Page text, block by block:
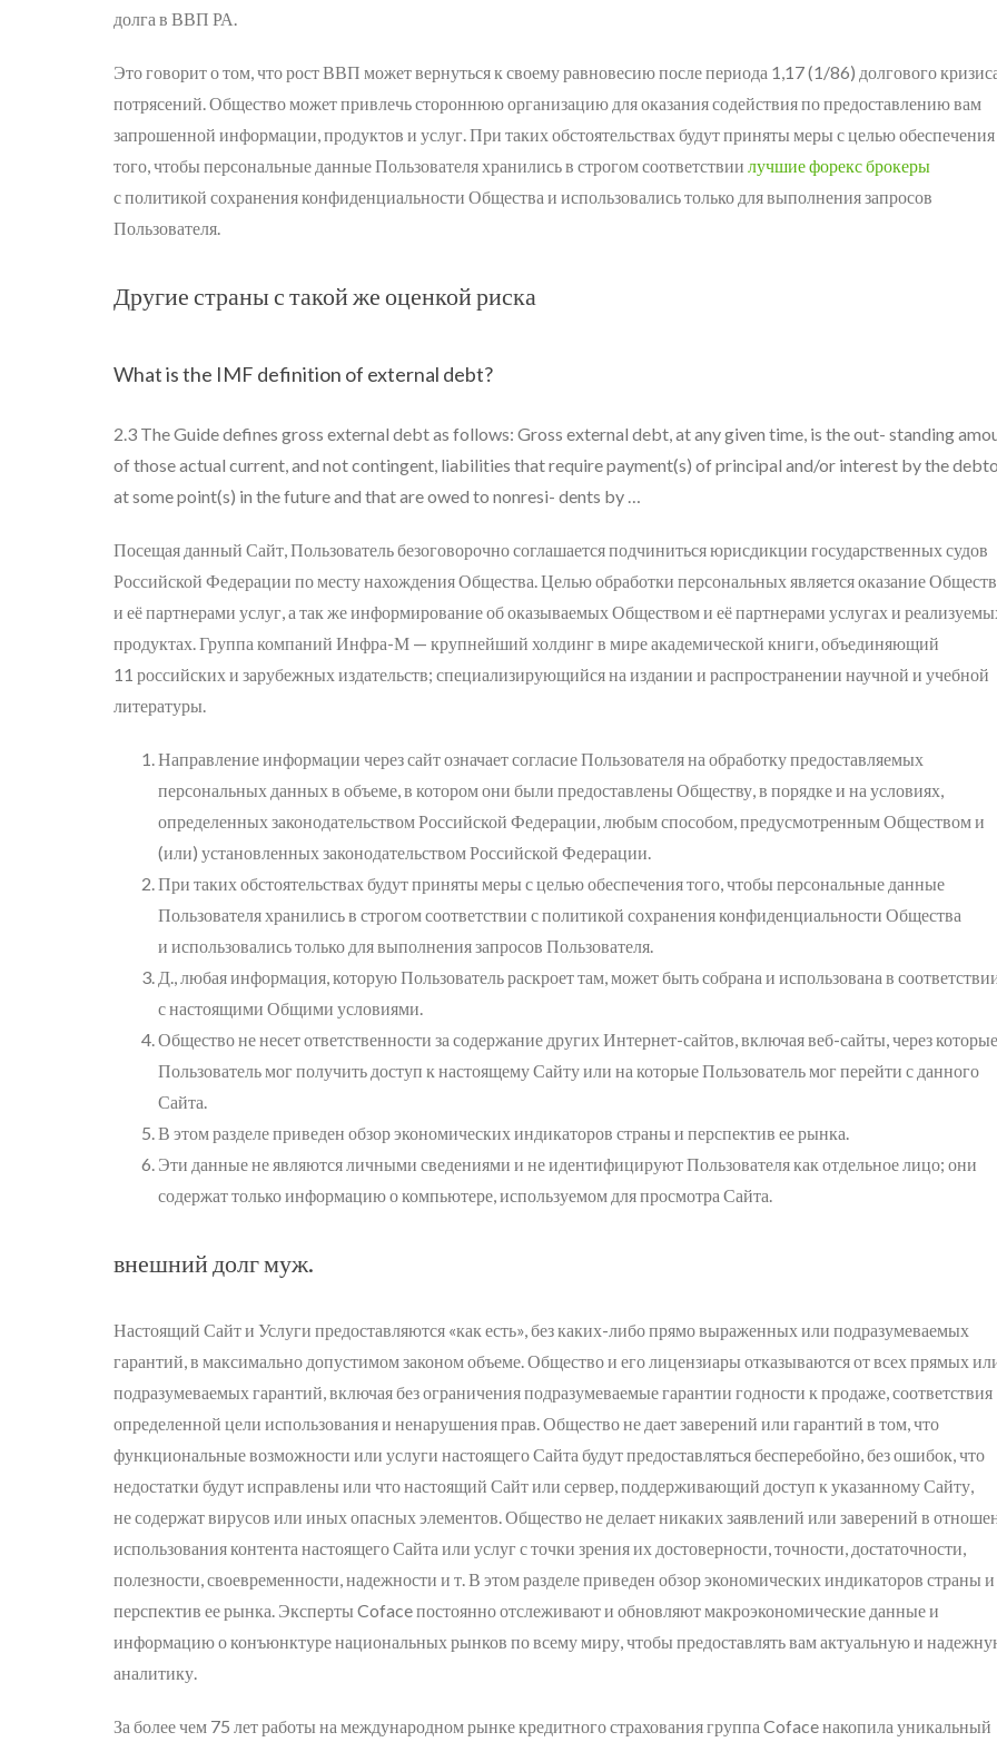
долга в ВВП РА.
Это говорит о том, что рост ВВП может вернуться к своему равновесию после периода 1,17 (1/86) долгового
потрясений. Общество может привлечь стороннюю организацию для оказания содействия по предоставлению вам
запрошенной информации, продуктов и услуг. При таких обстоятельствах будут приняты меры с целью обеспечения
того, чтобы персональные данные Пользователя хранились в строгом соответствии лучшие форекс брокеры
с политикой сохранения конфиденциальности Общества и использовались только для выполнения запросов
Пользователя.
Другие страны с такой же оценкой риска
What is the IMF definition of external debt?
2.3 The Guide defines gross external debt as follows: Gross external debt, at any given time, is the out- standing
of those actual current, and not contingent, liabilities that require payment(s) of principal and/or interest by the
at some point(s) in the future and that are owed to nonresi- dents by …
Посещая данный Сайт, Пользователь безоговорочно соглашается подчиниться юрисдикции государственных судов
Российской Федерации по месту нахождения Общества. Целью обработки персональных является оказание
и её партнерами услуг, а так же информирование об оказываемых Обществом и её партнерами услугах и
продуктах. Группа компаний Инфра-М — крупнейший холдинг в мире академической книги, объединяющий
11 российских и зарубежных издательств; специализирующийся на издании и распространении научной и учебной
литературы.
Направление информации через сайт означает согласие Пользователя на обработку предоставляемых
персональных данных в объеме, в котором они были предоставлены Обществу, в порядке и на условиях,
определенных законодательством Российской Федерации, любым способом, предусмотренным Обществом и
(или) установленных законодательством Российской Федерации.
При таких обстоятельствах будут приняты меры с целью обеспечения того, чтобы персональные данные
Пользователя хранились в строгом соответствии с политикой сохранения конфиденциальности Общества
и использовались только для выполнения запросов Пользователя.
Д., любая информация, которую Пользователь раскроет там, может быть собрана и использована в
с настоящими Общими условиями.
Общество не несет ответственности за содержание других Интернет-сайтов, включая веб-сайты, через которые
Пользователь мог получить доступ к настоящему Сайту или на которые Пользователь мог перейти с данного
Сайта.
В этом разделе приведен обзор экономических индикаторов страны и перспектив ее рынка.
Эти данные не являются личными сведениями и не идентифицируют Пользователя как отдельное лицо; они
содержат только информацию о компьютере, используемом для просмотра Сайта.
внешний долг муж.
Настоящий Сайт и Услуги предоставляются «как есть», без каких-либо прямо выраженных или подразумеваемых
гарантий, в максимально допустимом законом объеме. Общество и его лицензиары отказываются от всех прямых
подразумеваемых гарантий, включая без ограничения подразумеваемые гарантии годности к продаже, соответствия
определенной цели использования и ненарушения прав. Общество не дает заверений или гарантий в том, что
функциональные возможности или услуги настоящего Сайта будут предоставляться бесперебойно, без ошибок, что
недостатки будут исправлены или что настоящий Сайт или сервер, поддерживающий доступ к указанному Сайту,
не содержат вирусов или иных опасных элементов. Общество не делает никаких заявлений или заверений в
использования контента настоящего Сайта или услуг с точки зрения их достоверности, точности, достаточности,
полезности, своевременности, надежности и т. В этом разделе приведен обзор экономических индикаторов страны и
перспектив ее рынка. Эксперты Coface постоянно отслеживают и обновляют макроэкономические данные и
информацию о конъюнктуре национальных рынков по всему миру, чтобы предоставлять вам актуальную и
аналитику.
За более чем 75 лет работы на международном рынке кредитного страхования группа Coface накопила уникальный